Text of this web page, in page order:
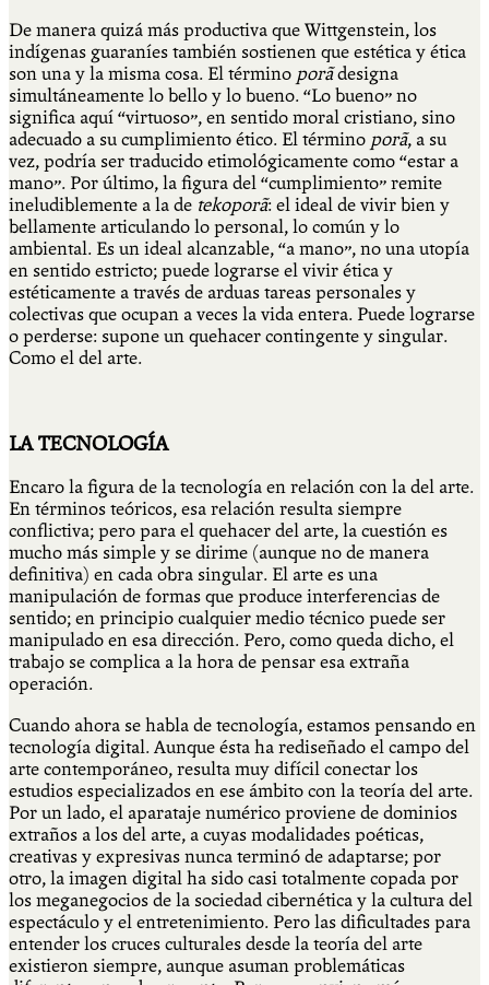
De manera quizá más productiva que Wittgenstein, los
indígenas guaraníes también sostienen que estética y ética
son una y la misma cosa. El término porãdesigna
simultáneamente lo bello y lo bueno. “Lo bueno” no
significa aquí “virtuoso”, en sentido moral cristiano, sino
adecuado a su cumplimiento ético. El término porã, a su
vez, podría ser traducido etimológicamente como “estar a
mano”. Por último, la figura del “cumplimiento” remite
ineludiblemente a la de tekoporã: el ideal de vivir bien y
bellamente articulando lo personal, lo común y lo
ambiental. Es un ideal alcanzable, “a mano”, no una utopía
en sentido estricto; puede lograrse el vivir ética y
estéticamente a través de arduas tareas personales y
colectivas que ocupan a veces la vida entera. Puede lograrse
o perderse: supone un quehacer contingente y singular.
Como el del arte.
LA TECNOLOGÍA
Encaro la figura de la tecnología en relación con la del arte.
En términos teóricos, esa relación resulta siempre
conflictiva; pero para el quehacer del arte, la cuestión es
mucho más simple y se dirime (aunque no de manera
definitiva) en cada obra singular. El arte es una
manipulación de formas que produce interferencias de
sentido; en principio cualquier medio técnico puede ser
manipulado en esa dirección. Pero, como queda dicho, el
trabajo se complica a la hora de pensar esa extraña
operación.
Cuando ahora se habla de tecnología, estamos pensando en
tecnología digital. Aunque ésta ha rediseñado el campo del
arte contemporáneo, resulta muy difícil conectar los
estudios especializados en ese ámbito con la teoría del arte.
Por un lado, el aparataje numérico proviene de dominios
extraños a los del arte, a cuyas modalidades poéticas,
creativas y expresivas nunca terminó de adaptarse; por
otro, la imagen digital ha sido casi totalmente copada por
los meganegocios de la sociedad cibernética y la cultura del
espectáculo y el entretenimiento. Pero las dificultades para
entender los cruces culturales desde la teoría del arte
existieron siempre, aunque asuman problemáticas